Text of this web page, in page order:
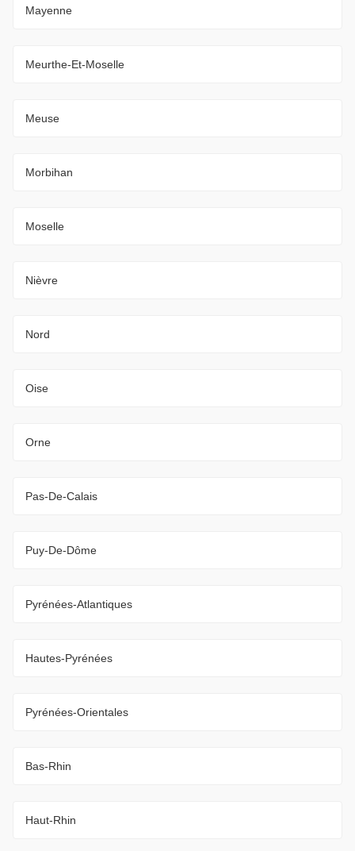
Mayenne
Meurthe-Et-Moselle
Meuse
Morbihan
Moselle
Nièvre
Nord
Oise
Orne
Pas-De-Calais
Puy-De-Dôme
Pyrénées-Atlantiques
Hautes-Pyrénées
Pyrénées-Orientales
Bas-Rhin
Haut-Rhin